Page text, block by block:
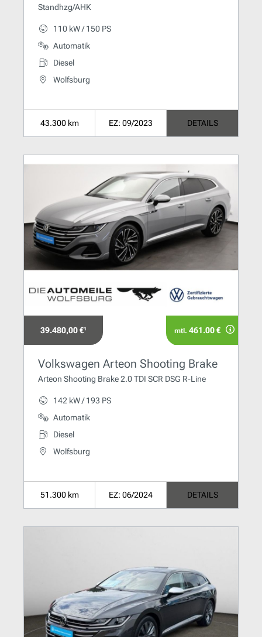
Standhzg/AHK
110 kW / 150 PS
Automatik
Diesel
Wolfsburg
43.300 km EZ: 09/2023 DETAILS
39.480,00 €¹ mtl. 461.00 €
Volkswagen Arteon Shooting Brake
Arteon Shooting Brake 2.0 TDI SCR DSG R-Line
142 kW / 193 PS
Automatik
Diesel
Wolfsburg
51.300 km EZ: 06/2024 DETAILS